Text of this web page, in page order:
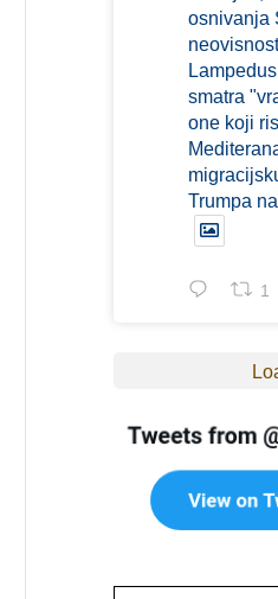
osnivanja
smatra
one koji
Trumpa
1